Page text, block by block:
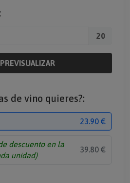
20
PREVISUALIZAR
de vino quieres?:
23.90 €
descuento en la
unidad)
39.80 €